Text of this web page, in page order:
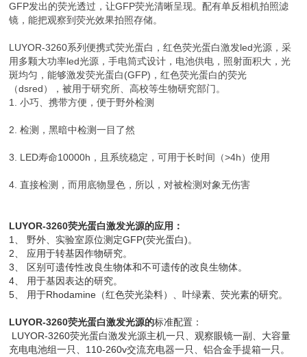
GFP发出的荧光透过，让GFP荧光清晰呈现。配有单反相机拍照滤
镜，能把观察到荧光效果拍照存储。
LUYOR-3260系列便携式荧光蛋白，红色荧光蛋白激发led光源，采
用多颗大功率led光源，手电筒式设计，电池供电，照射面积大，光
斑均匀，能够激发荧光蛋白(GFP)，红色荧光蛋白的荧光
（dsred），被用于研究所、高校等生物研究部门。
1. 小巧、携带方便，便于野外检测
2. 检测，黑暗中检测一目了然
3. LED寿命10000h，且系统稳定，可用于长时间（>4h）使用
4. 直接检测，而用底物显色，所以，对被检测对象无伤害
LUYOR-3260荧光蛋白激发光源的应用：
1、 野外、实验室原位测定GFP(荧光蛋白)。
2、 应用于转基因作物研究。
3、 区别可遗传性改良生物体和不可遗传的改良生物体。
4、 用于基因表达的研究。
5、 用于Rhodamine（红色荧光染料）、叶绿素、荧光素的研究。
LUYOR-3260荧光蛋白激发光源的标准配置：
LUYOR-3260荧光蛋白激发光源主机一只、观察眼镜一副、大容量
充电电池组一只、110-260v交流充电器一只、铝合金手提箱一只。